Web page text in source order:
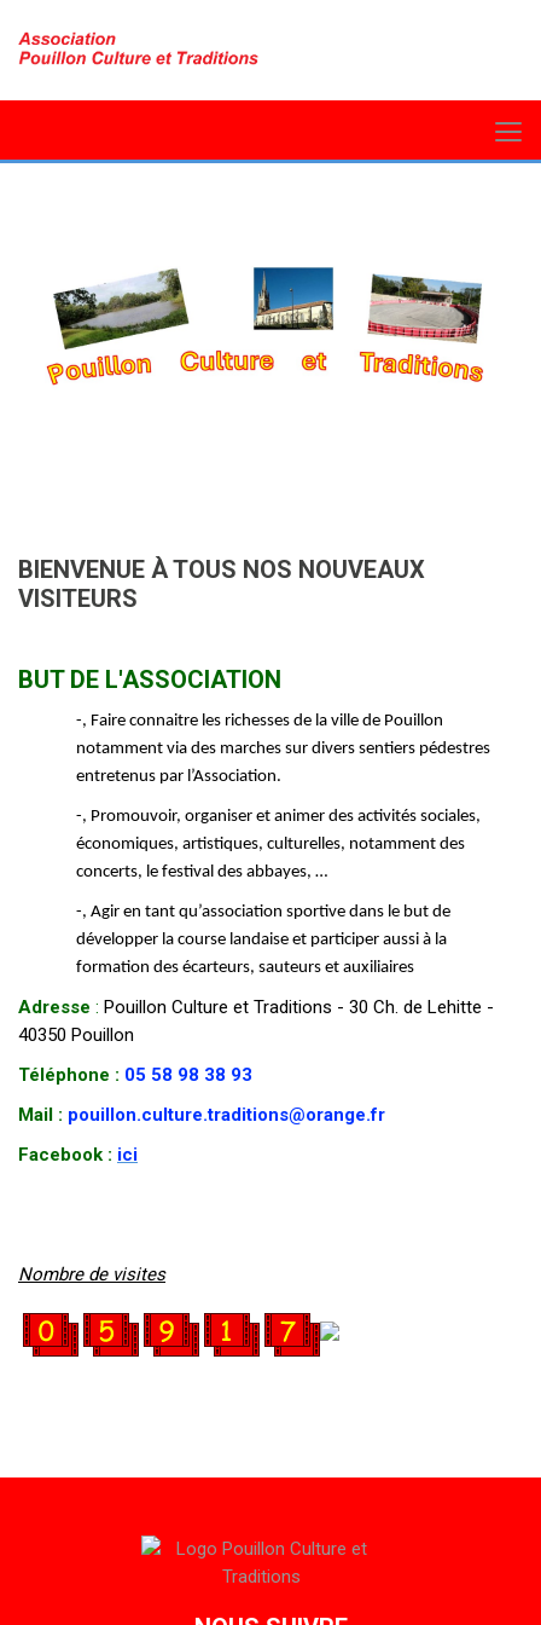
BIENVENUE À TOUS NOS NOUVEAUX
VISITEURS
BUT DE L'ASSOCIATION
-, Faire connaitre les richesses de la ville de Pouillon
notamment via des marches sur divers sentiers pédestres
entretenus par l’Association.
-, Promouvoir, organiser et animer des activités sociales,
économiques, artistiques, culturelles, notamment des
concerts, le festival des abbayes, …
-, Agir en tant qu’association sportive dans le but de
développer la course landaise et participer aussi à la
formation des écarteurs, sauteurs et auxiliaires
Adresse : Pouillon Culture et Traditions - 30 Ch. de Lehitte -
40350 Pouillon
Téléphone : 05 58 98 38 93
Mail : pouillon.culture.traditions@orange.fr
Facebook : ici
Nombre de visites